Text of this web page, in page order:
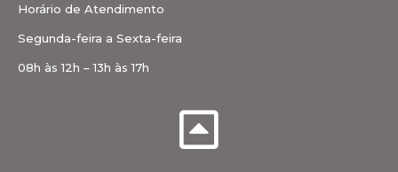
Horário de Atendimento
Segunda-feira a Sexta-feira
08h às 12h – 13h às 17h